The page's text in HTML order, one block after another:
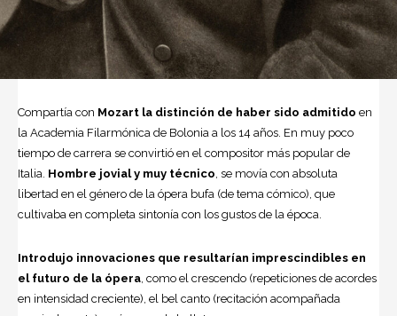
Compartía con Mozart la distinción de haber sido admitido en
la Academia Filarmónica de Bolonia a los 14 años. En muy poco
tiempo de carrera se convir­tió en el compositor más popular de
Italia. Hombre jovial y muy técnico , se movía con absoluta
libertad en el gé­nero de la ópera bufa (de tema cómi­co), que
cultivaba en completa sinto­nía con los gustos de la época.
Introdujo innovaciones que resul­tarían imprescindibles en
el futuro de la ópera , como el crescendo (repeticio­nes de acordes
en intensidad crecien­te), el bel canto (recitación acompaña­da